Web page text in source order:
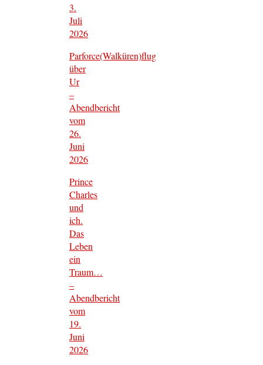
3.
Juli
2026
Parforce(Walküren)flug
über
Ur
–
Abendbericht
vom
26.
Juni
2026
Prince
Charles
und
ich.
Das
Leben
ein
Traum…
–
Abendbericht
vom
19.
Juni
2026